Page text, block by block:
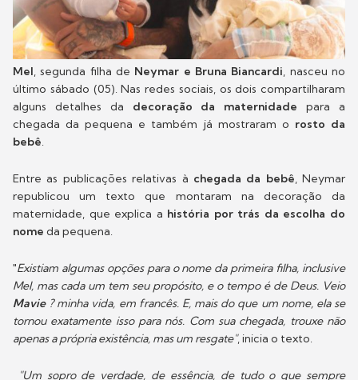
Mel, segunda filha de Neymar e Bruna Biancardi, nasceu no
último sábado (05). Nas redes sociais, os dois compartilharam
alguns detalhes da decoração da maternidade para a
chegada da pequena e também já mostraram o rosto da
bebê.
Entre as publicações relativas à chegada da bebê, Neymar
republicou um texto que montaram na decoração da
maternidade, que explica a história por trás da escolha do
nome da pequena.
"Existiam algumas opções para o nome da primeira filha, inclusive
Mel, mas cada um tem seu propósito, e o tempo é de Deus. Veio
Mavie ? minha vida, em francês. E, mais do que um nome, ela se
tornou exatamente isso para nós. Com sua chegada, trouxe não
apenas a própria existência, mas um resgate", inicia o texto.
"Um sopro de verdade, de essência, de tudo o que sempre